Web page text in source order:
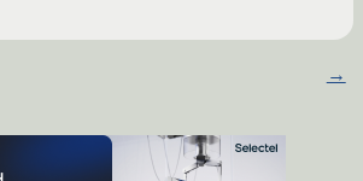
→